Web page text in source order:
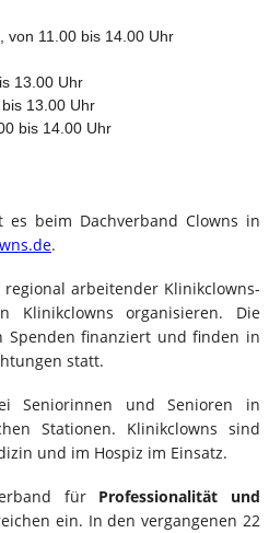
von 11.00 bis 14.00 Uhr
13.00 Uhr
13.00 Uhr
bis 14.00 Uhr
beim Dachverband Clowns in
.
arbeitender Klinikclowns-
organisieren. Die
Spenden finanziert und finden in
statt.
Seniorinnen und Senioren in
Stationen. Klinikclowns sind
und im Hospiz im Einsatz.
für Professionalität und
ein. In den vergangenen 22